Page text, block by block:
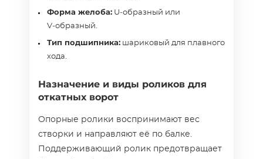
Форма желоба: U‑образный или
V‑образный.
Тип подшипника: шариковый для плавного
хода.
Назначение и виды роликов для
откатных ворот
Опорные ролики воспринимают вес
створки и направляют её по балке.
Поддерживающий ролик предотвращает